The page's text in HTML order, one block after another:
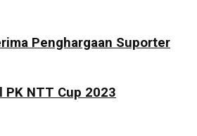
Penghargaan Suporter
PK NTT Cup 2023